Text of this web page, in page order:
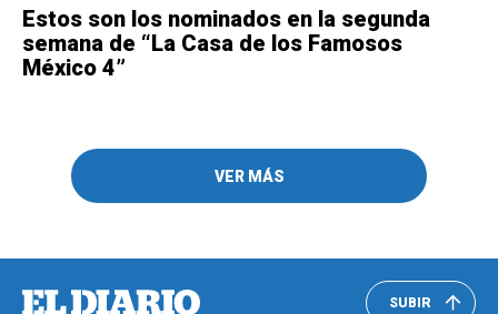
Estos son los nominados en la segunda
semana de “La Casa de los Famosos
México 4”
VER MÁS
SUBIR